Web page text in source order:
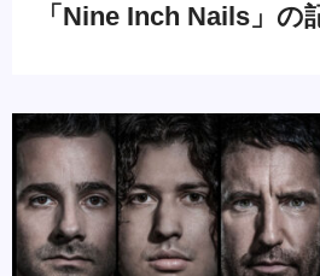
「Nine Inch Nails」の